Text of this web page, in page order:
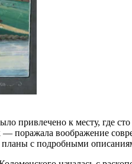
привлечено к месту, где
воображение
планы с подробными